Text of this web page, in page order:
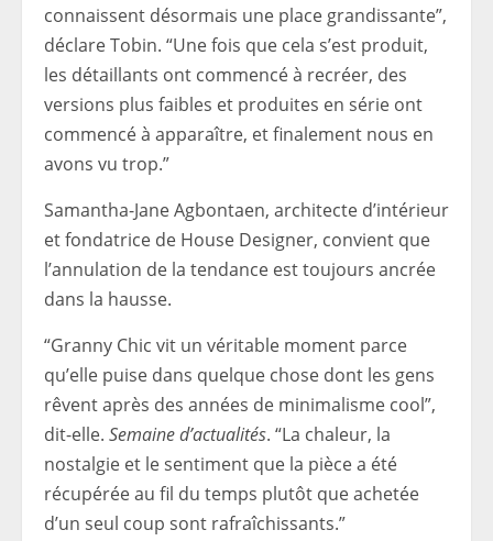
connaissent désormais une place grandissante”,
déclare Tobin. “Une fois que cela s’est produit,
les détaillants ont commencé à recréer, des
versions plus faibles et produites en série ont
commencé à apparaître, et finalement nous en
avons vu trop.”
Samantha-Jane Agbontaen, architecte d’intérieur
et fondatrice de House Designer, convient que
l’annulation de la tendance est toujours ancrée
dans la hausse.
“Granny Chic vit un véritable moment parce
qu’elle puise dans quelque chose dont les gens
rêvent après des années de minimalisme cool”,
dit-elle. Semaine d’actualités. “La chaleur, la
nostalgie et le sentiment que la pièce a été
récupérée au fil du temps plutôt que achetée
d’un seul coup sont rafraîchissants.”